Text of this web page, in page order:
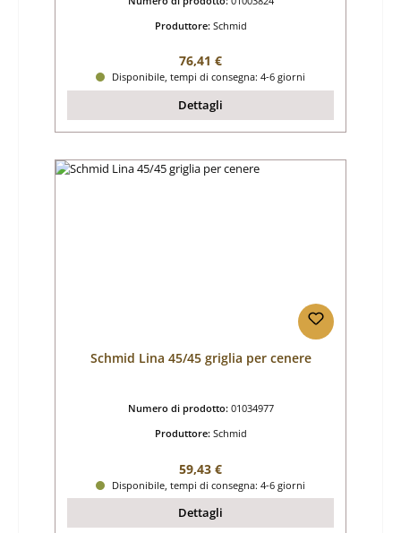
Produttore: Schmid
Prezzo normale:
76,41 €
Disponibile, tempi di consegna: 4-6 giorni
Dettagli
Schmid Lina 45/45 griglia per cenere
Numero di prodotto: 01034977
Produttore: Schmid
Prezzo normale:
59,43 €
Disponibile, tempi di consegna: 4-6 giorni
Dettagli